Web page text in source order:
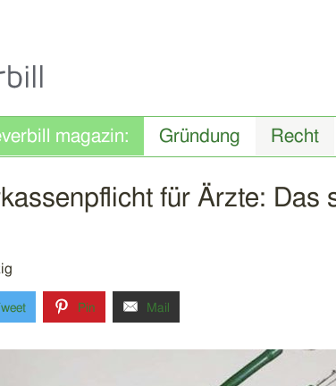
Gründung Recht
für Ärzte: Das
Tweet Pin Mail